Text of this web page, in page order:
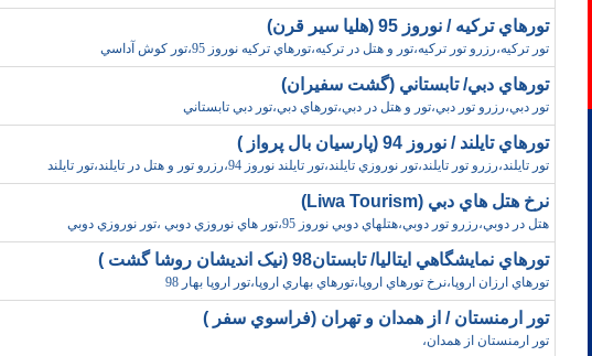
تورهاي ترکيه / نوروز 95 (هليا سير قرن)
تور ترکيه،رزرو تور ترکيه،تور و هتل در ترکيه،تورهاي ترکيه نوروز 95،تور کوش آداسي
تورهاي دبي/ تابستاني (گشت سفيران)
تور دبي،رزرو تور دبي،تور و هتل در دبي،تورهاي دبي،تور دبي تابستاني
تورهاي تايلند / نوروز 94 (پارسيان بال پرواز )
تور تايلند،رزرو تور تايلند،تور نوروزي تايلند،تور تايلند نوروز 94،رزرو تور و هتل در تايلند،تور تايلند
نرخ هتل هاي دبي (Liwa Tourism)
هتل در دوبي،رزرو تور دوبي،هتلهاي دوبي نوروز 95،تور هاي نوروزي دوبي ،تور نوروزي دوبي
تورهاي نمايشگاهي ايتاليا/ تابستان98 (نيک انديشان روشا گشت )
تورهاي ارزان اروپا،نرخ تورهاي اروپا،تورهاي بهاري اروپا،تور اروپا بهار 98
تور ارمنستان / از همدان و تهران (فراسوي سفر )
تور ارمنستان از همدان،